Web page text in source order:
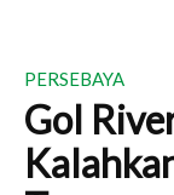
PERSEBAYA
Gol